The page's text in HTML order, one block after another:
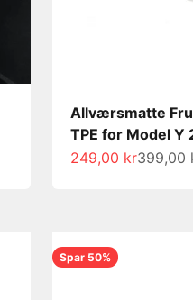
Allværsmatte
TPE for Model Y
Salgspris
249,00 kr399,00
Spar 50%